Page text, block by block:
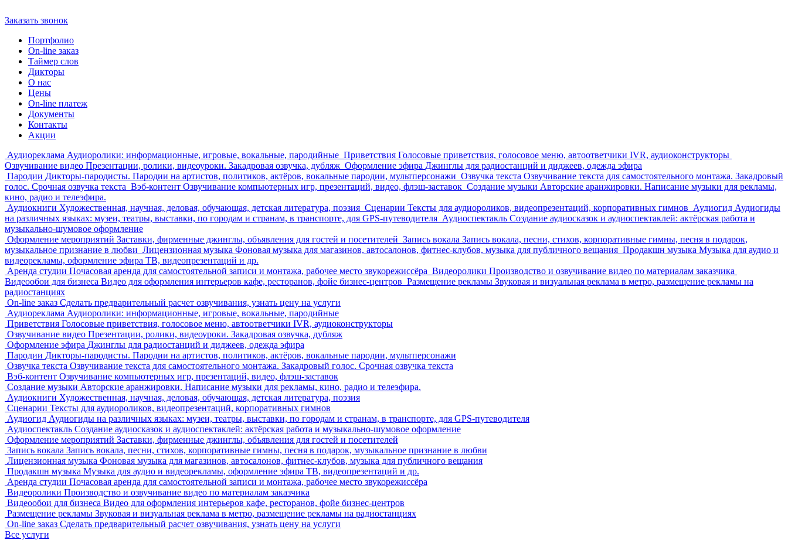
Заказать звонок
Портфолио
On-line заказ
Таймер слов
Дикторы
О нас
Цены
On-line платеж
Документы
Контакты
Акции
Аудиореклама Аудиоролики: информационные, игровые, вокальные, пародийные Приветствия Голосовые приветствия, голосовое меню, автоответчики IVR, аудиоконструкторы
Озвучивание видео Презентации, ролики, видеоуроки. Закадровая озвучка, дубляж Оформление эфира Джинглы для радиостанций и диджеев, одежда эфира
Пародии Дикторы-пародисты. Пародии на артистов, политиков, актёров, вокальные пародии, мультперсонажи Озвучка текста Озвучивание текста для самостоятельного монтажа. Закадровый
голос. Срочная озвучка текста Вэб-контент Озвучивание компьютерных игр, презентаций, видео, флэш-заставок Создание музыки Авторские аранжировки. Написание музыки для рекламы,
кино, радио и телеэфира.
Аудиокниги Художественная, научная, деловая, обучающая, детская литература, поэзия Сценарии Тексты для аудиороликов, видеопрезентаций, корпоративных гимнов Аудиогид Аудиогиды
на различных языках: музеи, театры, выставки, по городам и странам, в транспорте, для GPS-путеводителя Аудиоспектакль Создание аудиосказок и аудиоспектаклей: актёрская работа и
музыкально-шумовое оформление
Оформление мероприятий Заставки, фирменные джинглы, объявления для гостей и посетителей Запись вокала Запись вокала, песни, стихов, корпоративные гимны, песня в подарок,
музыкальное признание в любви Лицензионная музыка Фоновая музыка для магазинов, автосалонов, фитнес-клубов, музыка для публичного вещания Продакшн музыка Музыка для аудио и
видеорекламы, оформление эфира ТВ, видеопрезентаций и др.
Аренда студии Почасовая аренда для самостоятельной записи и монтажа, рабочее место звукорежиссёра Видеоролики Производство и озвучивание видео по материалам заказчика
Видеообои для бизнеса Видео для оформления интерьеров кафе, ресторанов, фойе бизнес-центров Размещение рекламы Звуковая и визуальная реклама в метро, размещение рекламы на
радиостанциях
On-line заказ Сделать предварительный расчет озвучивания, узнать цену на услуги
Аудиореклама Аудиоролики: информационные, игровые, вокальные, пародийные
Приветствия Голосовые приветствия, голосовое меню, автоответчики IVR, аудиоконструкторы
Озвучивание видео Презентации, ролики, видеоуроки. Закадровая озвучка, дубляж
Оформление эфира Джинглы для радиостанций и диджеев, одежда эфира
Пародии Дикторы-пародисты. Пародии на артистов, политиков, актёров, вокальные пародии, мультперсонажи
Озвучка текста Озвучивание текста для самостоятельного монтажа. Закадровый голос. Срочная озвучка текста
Вэб-контент Озвучивание компьютерных игр, презентаций, видео, флэш-заставок
Создание музыки Авторские аранжировки. Написание музыки для рекламы, кино, радио и телеэфира.
Аудиокниги Художественная, научная, деловая, обучающая, детская литература, поэзия
Сценарии Тексты для аудиороликов, видеопрезентаций, корпоративных гимнов
Аудиогид Аудиогиды на различных языках: музеи, театры, выставки, по городам и странам, в транспорте, для GPS-путеводителя
Аудиоспектакль Создание аудиосказок и аудиоспектаклей: актёрская работа и музыкально-шумовое оформление
Оформление мероприятий Заставки, фирменные джинглы, объявления для гостей и посетителей
Запись вокала Запись вокала, песни, стихов, корпоративные гимны, песня в подарок, музыкальное признание в любви
Лицензионная музыка Фоновая музыка для магазинов, автосалонов, фитнес-клубов, музыка для публичного вещания
Продакшн музыка Музыка для аудио и видеорекламы, оформление эфира ТВ, видеопрезентаций и др.
Аренда студии Почасовая аренда для самостоятельной записи и монтажа, рабочее место звукорежиссёра
Видеоролики Производство и озвучивание видео по материалам заказчика
Видеообои для бизнеса Видео для оформления интерьеров кафе, ресторанов, фойе бизнес-центров
Размещение рекламы Звуковая и визуальная реклама в метро, размещение рекламы на радиостанциях
On-line заказ Сделать предварительный расчет озвучивания, узнать цену на услуги
Все услуги